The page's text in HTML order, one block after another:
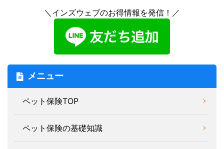
＼インズウェブのお得情報を発信！／
メニュー
ペット保険TOP
ペット保険の基礎知識